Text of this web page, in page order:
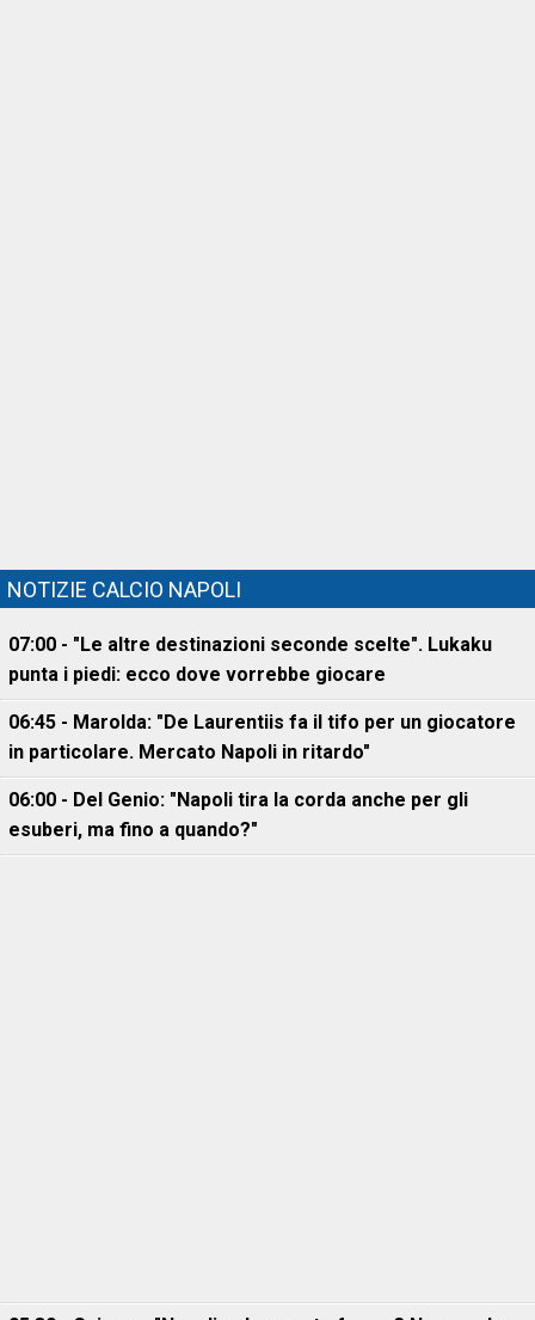
NOTIZIE CALCIO NAPOLI
07:00 - "Le altre destinazioni seconde scelte". Lukaku
punta i piedi: ecco dove vorrebbe giocare
06:45 - Marolda: "De Laurentiis fa il tifo per un giocatore
in particolare. Mercato Napoli in ritardo"
06:00 - Del Genio: "Napoli tira la corda anche per gli
esuberi, ma fino a quando?"